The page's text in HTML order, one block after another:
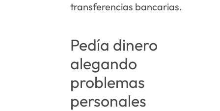
transferencias bancarias.
Pedía dinero
alegando
problemas
personales